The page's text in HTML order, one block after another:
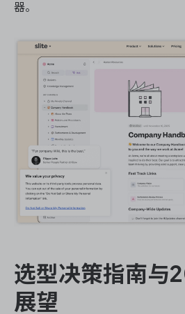
器。
选型决策指南与
展望